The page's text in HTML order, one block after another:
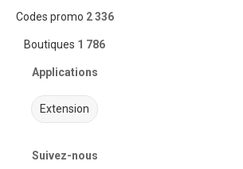
Codes promo 2 336
Boutiques 1 786
Applications
Extension
Suivez-nous